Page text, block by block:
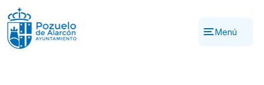
Pasar al contenido principal
Menú